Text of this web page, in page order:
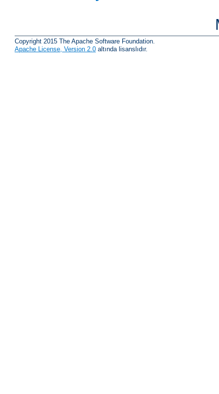
Copyright 2015 The Apache Software Foundation.
Apache License, Version 2.0 altında lisanslıdır.